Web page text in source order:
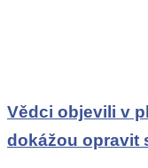
Vědci objevili v
dokážou opravit